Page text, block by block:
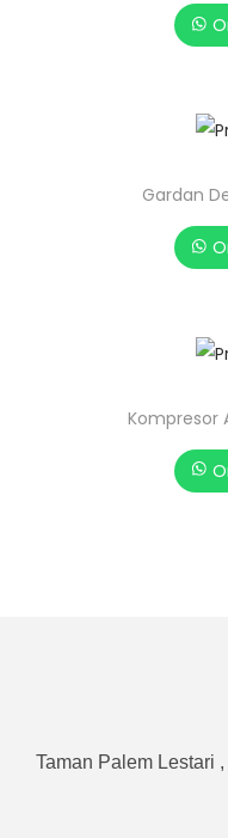
Gardan
Kompresor
Taman Palem Lestari